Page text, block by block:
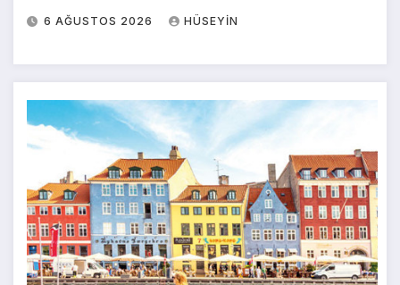
6 AĞUSTOS 2026 HÜSEYIN